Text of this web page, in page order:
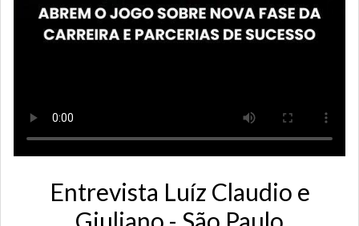
Entrevista Luíz Claudio e